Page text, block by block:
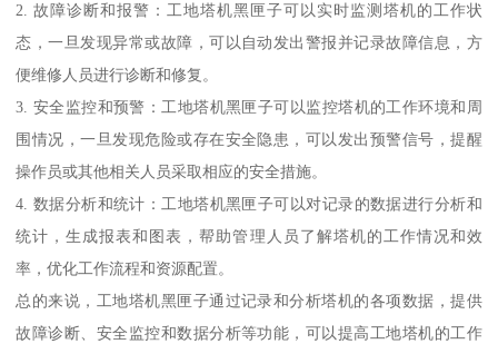
2. 故障诊断和报警：工地塔机黑匣子可以实时监测塔机的工作状
态，一旦发现异常或故障，可以自动发出警报并记录故障信息，方
便维修人员进行诊断和修复。
3. 安全监控和预警：工地塔机黑匣子可以监控塔机的工作环境和周
围情况，一旦发现危险或存在安全隐患，可以发出预警信号，提醒
操作员或其他相关人员采取相应的安全措施。
4. 数据分析和统计：工地塔机黑匣子可以对记录的数据进行分析和
统计，生成报表和图表，帮助管理人员了解塔机的工作情况和效
率，优化工作流程和资源配置。
总的来说，工地塔机黑匣子通过记录和分析塔机的各项数据，提供
故障诊断、安全监控和数据分析等功能，可以提高工地塔机的工作